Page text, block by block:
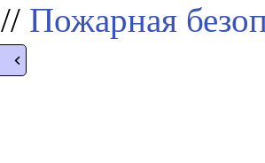
// Пожарная